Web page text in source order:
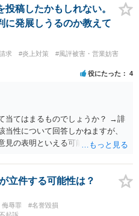
地を残すため、一定の注意が必要
害判断に一定の影響を与える可能
りません。 パブリシティ権侵害の
用を目的とするか」という点で判
商業的目的」を強く示す要素で
けではありません。完全無償・
作物」としての側面が強く評価さ
益がある場合は「商業利用」と
可能性があります。 公開前に変
公開の場でアドバイスするにも限
の上、弁護士に相談されること
稿したかもしれない。
に発展しうるのか教えて
求 #炎上対策
#風評被害・営業妨害
役にたった 4
当てはまるものでしょうか？ →誹
性について回答しかねますが、
見の表明といえる可能性が高く、
裁判や刑事裁判に発展しうるもの
損・侮辱に該当する可能性が低い
ることはあまり考えられないよう
立件する可能性は？
侮辱罪
#名誉毀損
起訴